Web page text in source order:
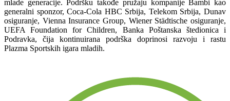
mlade generacije. Podršku takođe pružaju kompanije Bambi kao
generalni sponzor, Coca-Cola HBC Srbija, Telekom Srbija, Dunav
osiguranje, Vienna Insurance Group, Wiener Städtische osiguranje,
UEFA Foundation for Children, Banka Poštanska štedionica i
Podravka, čija kontinuirana podrška doprinosi razvoju i rastu
Plazma Sportskih igara mladih.